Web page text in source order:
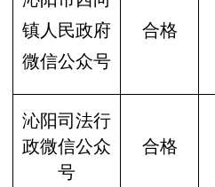
镇人民政府
微信公众号
合格
沁阳司法行
政微信公众
号
合格